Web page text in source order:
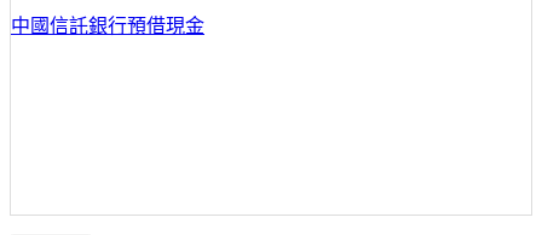
中國信託銀行預借現金